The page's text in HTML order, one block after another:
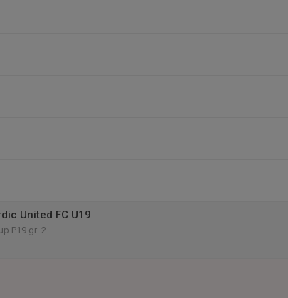
United FC U19
P19 gr. 2